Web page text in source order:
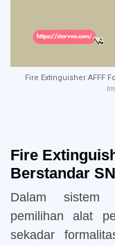
Fire Extinguisher AFFF
Fire
Berstandar
Dalam sistem
pemilihan alat
sekadar